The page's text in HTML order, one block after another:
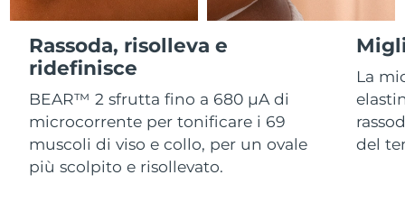
Rassoda, risolleva e
ridefinisce
BEAR™ 2 sfrutta fino a 680 µA di
microcorrente per tonificare i 69
muscoli di viso e collo, per un ovale
più scolpito e risollevato.
La
del
For healthy hair
18% PAP
Vedi tutto
Israele Consegna stimata8/13/26
Italia
Giappone Consegna stimata 8/12/26
Jersey Consegna stimata 8/14/26